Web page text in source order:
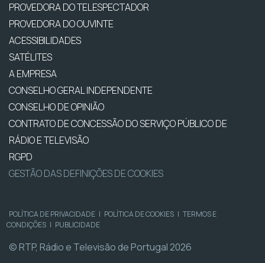
PROVEDORA DO TELESPECTADOR
PROVEDORA DO OUVINTE
ACESSIBILIDADES
SATÉLITES
A EMPRESA
CONSELHO GERAL INDEPENDENTE
CONSELHO DE OPINIÃO
CONTRATO DE CONCESSÃO DO SERVIÇO PÚBLICO DE
RÁDIO E TELEVISÃO
RGPD
GESTÃO DAS DEFINIÇÕES DE COOKIES
POLÍTICA DE PRIVACIDADE | POLÍTICA DE COOKIES | TERMOS E
CONDIÇÕES | PUBLICIDADE
© RTP, Rádio e Televisão de Portugal 2026